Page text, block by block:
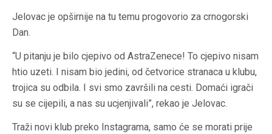
Jelovac je opširnije na tu temu progovorio za crnogorski
Dan.
“U pitanju je bilo cjepivo od AstraZenece! To cjepivo nisam
htio uzeti. I nisam bio jedini, od četvorice stranaca u klubu,
trojica su odbila. I svi smo završili na cesti. Domaći igrači
su se cijepili, a nas su ucjenjivali”, rekao je Jelovac.
Traži novi klub preko Instagrama, samo će se morati prije